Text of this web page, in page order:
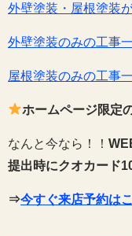
外壁塗装・屋根塗装
外壁塗装のみの工事
屋根塗装のみの工事
ホームページ限定
なんと今なら！！
提出時にクオカード
⇒今すぐ来店予約は